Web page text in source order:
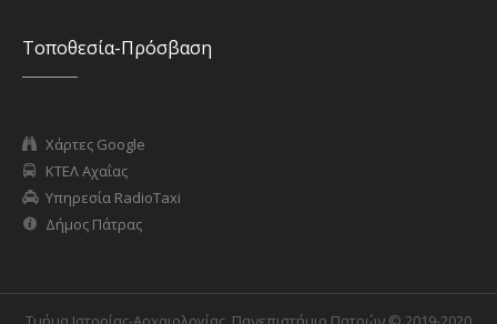
Τοποθεσία-Πρόσβαση
Χάρτες Google
ΚΤΕΛ Αχαΐας
Υπηρεσία RadioTaxi
Δήμος Πάτρας